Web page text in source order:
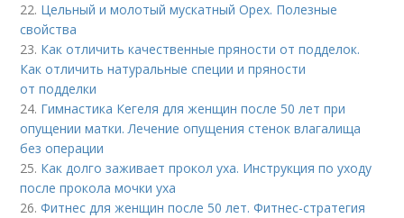
22. Цельный и молотый мускатный Орех. Полезные
свойства
23. Как отличить качественные пряности от подделок.
Как отличить натуральные специи и пряности
от подделки
24. Гимнастика Кегеля для женщин после 50 лет при
опущении матки. Лечение опущения стенок влагалища
без операции
25. Как долго заживает прокол уха. Инструкция по уходу
после прокола мочки уха
26.Фитнес для женщин после 50 лет. Фитнес-стратегия